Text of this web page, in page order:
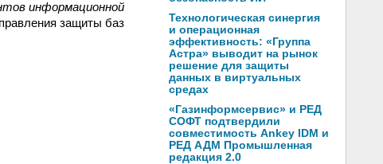
информационной
защиты баз
Технологическая синергия
и операционная
эффективность: «Группа
Астра» выводит на рынок
решение для защиты
данных в виртуальных
средах
«Газинформсервис» и РЕД
СОФТ подтвердили
совместимость Ankey IDM и
РЕД АДМ Промышленная
редакция 2.0